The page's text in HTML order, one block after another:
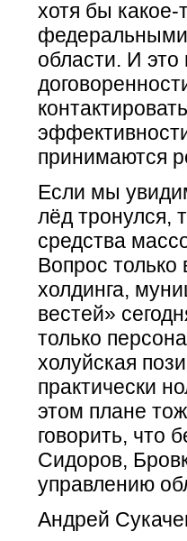
хотя бы
федеральными
области. И это
принимаются
Если мы
лёд тронулся,
средства
Вопрос
холдинга,
вестей»
только
холуйская
практически
этом плане
говорить, что
Сидоров,
управлению
Андрей